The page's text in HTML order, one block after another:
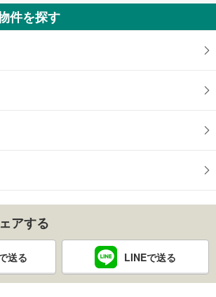
件を探す
アする
送る LINEで送る